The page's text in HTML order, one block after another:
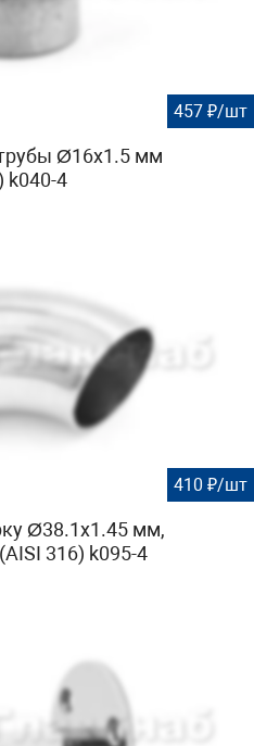
457 ₽/шт
Ø16х1.5 мм
k040-4
410 ₽/шт
Ø38.1х1.45 мм,
316) k095-4